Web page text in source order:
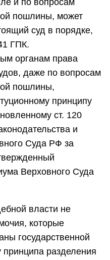
и по вопросам
пошлины, может
суд в порядке,
ГПК.
органам права
даже по вопросам
пошлины,
принципу
ст. 120
и
Суда РФ за
Верховного Суда
власти не
которые
государственной
разделения